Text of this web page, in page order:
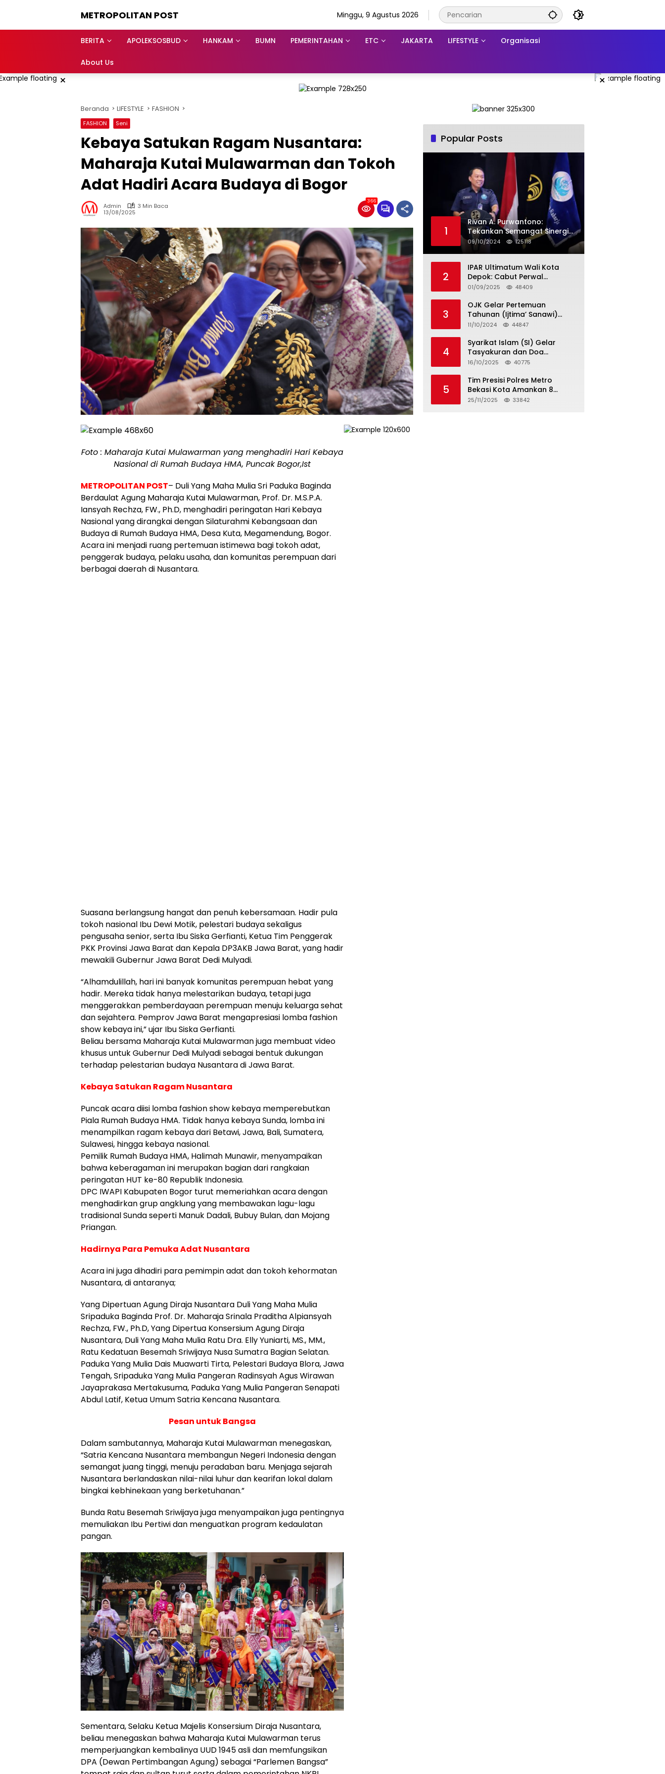
METROPOLITAN POST Minggu, 9 Agustus 2026
BERITA APOLEKSOSBUD HANKAM BUMN PEMERINTAHAN ETC JAKARTA LIFESTYLE Organisasi
About Us
× ×
Beranda LIFESTYLE FASHION
FASHION Seni
Kebaya Satukan Ragam Nusantara:
Maharaja Kutai Mulawarman dan Tokoh
Adat Hadiri Acara Budaya di Bogor
Admin
3 Min Baca
13/08/2025
366
Foto : Maharaja Kutai Mulawarman yang menghadiri Hari Kebaya
Nasional di Rumah Budaya HMA, Puncak Bogor,Ist
METROPOLITAN POST– Duli Yang Maha Mulia Sri Paduka Baginda
Berdaulat Agung Maharaja Kutai Mulawarman, Prof. Dr. M.S.P.A.
Iansyah Rechza, FW., Ph.D, menghadiri peringatan Hari Kebaya
Nasional yang dirangkai dengan Silaturahmi Kebangsaan dan
Budaya di Rumah Budaya HMA, Desa Kuta, Megamendung, Bogor.
Acara ini menjadi ruang pertemuan istimewa bagi tokoh adat,
penggerak budaya, pelaku usaha, dan komunitas perempuan dari
berbagai daerah di Nusantara.
Suasana berlangsung hangat dan penuh kebersamaan. Hadir pula
tokoh nasional Ibu Dewi Motik, pelestari budaya sekaligus
pengusaha senior, serta Ibu Siska Gerfianti, Ketua Tim Penggerak
PKK Provinsi Jawa Barat dan Kepala DP3AKB Jawa Barat, yang hadir
mewakili Gubernur Jawa Barat Dedi Mulyadi.
“Alhamdulillah, hari ini banyak komunitas perempuan hebat yang
hadir. Mereka tidak hanya melestarikan budaya, tetapi juga
menggerakkan pemberdayaan perempuan menuju keluarga sehat
dan sejahtera. Pemprov Jawa Barat mengapresiasi lomba fashion
show kebaya ini,” ujar Ibu Siska Gerfianti.
Beliau bersama Maharaja Kutai Mulawarman juga membuat video
khusus untuk Gubernur Dedi Mulyadi sebagai bentuk dukungan
terhadap pelestarian budaya Nusantara di Jawa Barat.
Kebaya Satukan Ragam Nusantara
Puncak acara diisi lomba fashion show kebaya memperebutkan
Piala Rumah Budaya HMA. Tidak hanya kebaya Sunda, lomba ini
menampilkan ragam kebaya dari Betawi, Jawa, Bali, Sumatera,
Sulawesi, hingga kebaya nasional.
Pemilik Rumah Budaya HMA, Halimah Munawir, menyampaikan
bahwa keberagaman ini merupakan bagian dari rangkaian
peringatan HUT ke-80 Republik Indonesia.
DPC IWAPI Kabupaten Bogor turut memeriahkan acara dengan
menghadirkan grup angklung yang membawakan lagu-lagu
tradisional Sunda seperti Manuk Dadali, Bubuy Bulan, dan Mojang
Priangan.
Hadirnya Para Pemuka Adat Nusantara
Acara ini juga dihadiri para pemimpin adat dan tokoh kehormatan
Nusantara, di antaranya;
Yang Dipertuan Agung Diraja Nusantara Duli Yang Maha Mulia
Sripaduka Baginda Prof. Dr. Maharaja Srinala Praditha Alpiansyah
Rechza, FW., Ph.D, Yang Dipertua Konsersium Agung Diraja
Nusantara, Duli Yang Maha Mulia Ratu Dra. Elly Yuniarti, MS., MM.,
Ratu Kedatuan Besemah Sriwijaya Nusa Sumatra Bagian Selatan.
Paduka Yang Mulia Dais Muawarti Tirta, Pelestari Budaya Blora, Jawa
Tengah, Sripaduka Yang Mulia Pangeran Radinsyah Agus Wirawan
Jayaprakasa Mertakusuma, Paduka Yang Mulia Pangeran Senapati
Abdul Latif, Ketua Umum Satria Kencana Nusantara.
Pesan untuk Bangsa
Dalam sambutannya, Maharaja Kutai Mulawarman menegaskan,
“Satria Kencana Nusantara membangun Negeri Indonesia dengan
semangat juang tinggi, menuju peradaban baru. Menjaga sejarah
Nusantara berlandaskan nilai-nilai luhur dan kearifan lokal dalam
bingkai kebhinekaan yang berketuhanan.”
Bunda Ratu Besemah Sriwijaya juga menyampaikan juga pentingnya
memuliakan Ibu Pertiwi dan menguatkan program kedaulatan
pangan.
Sementara, Selaku Ketua Majelis Konsersium Diraja Nusantara,
beliau menegaskan bahwa Maharaja Kutai Mulawarman terus
memperjuangkan kembalinya UUD 1945 asli dan memfungsikan
DPA (Dewan Pertimbangan Agung) sebagai “Parlemen Bangsa”
Popular Posts
1
Rivan A. Purwantono:
Tekankan Semangat Sinergi
dan Kolaborasi dalam
Rakernas Serikat Pekerja Jasa
09/10/2024 125118
2
IPAR Ultimatum Wali Kota
Depok: Cabut Perwal
Tunjangan DPRD Rp40 Juta
Aksi Rakyat
01/09/2025 48409
3
OJK Gelar Pertemuan
Tahunan (Ijtima’ Sanawi)
Dewan Pengawas Syariah
11/10/2024 44847
4
Syarikat Islam (SI) Gelar
Tasyakuran dan Doa
Bersama Organisasi
16/10/2025 40775
5
Tim Presisi Polres Metro
Bekasi Kota Amankan 8
Remaja Diduga Hendak
25/11/2025 33842